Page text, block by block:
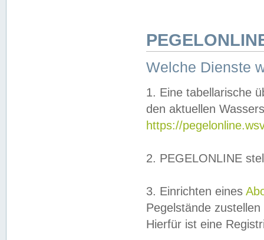
Welche Dienste
1. Eine tabellarische
den aktuellen
https://
2. PEGELONLINE
3. Einrichten eines
Pegelstände
Hierfür ist eine